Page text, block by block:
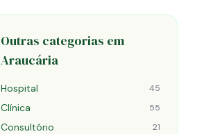
Outras categorias em
Araucária
Hospital 45
Clínica 55
Consultório 21